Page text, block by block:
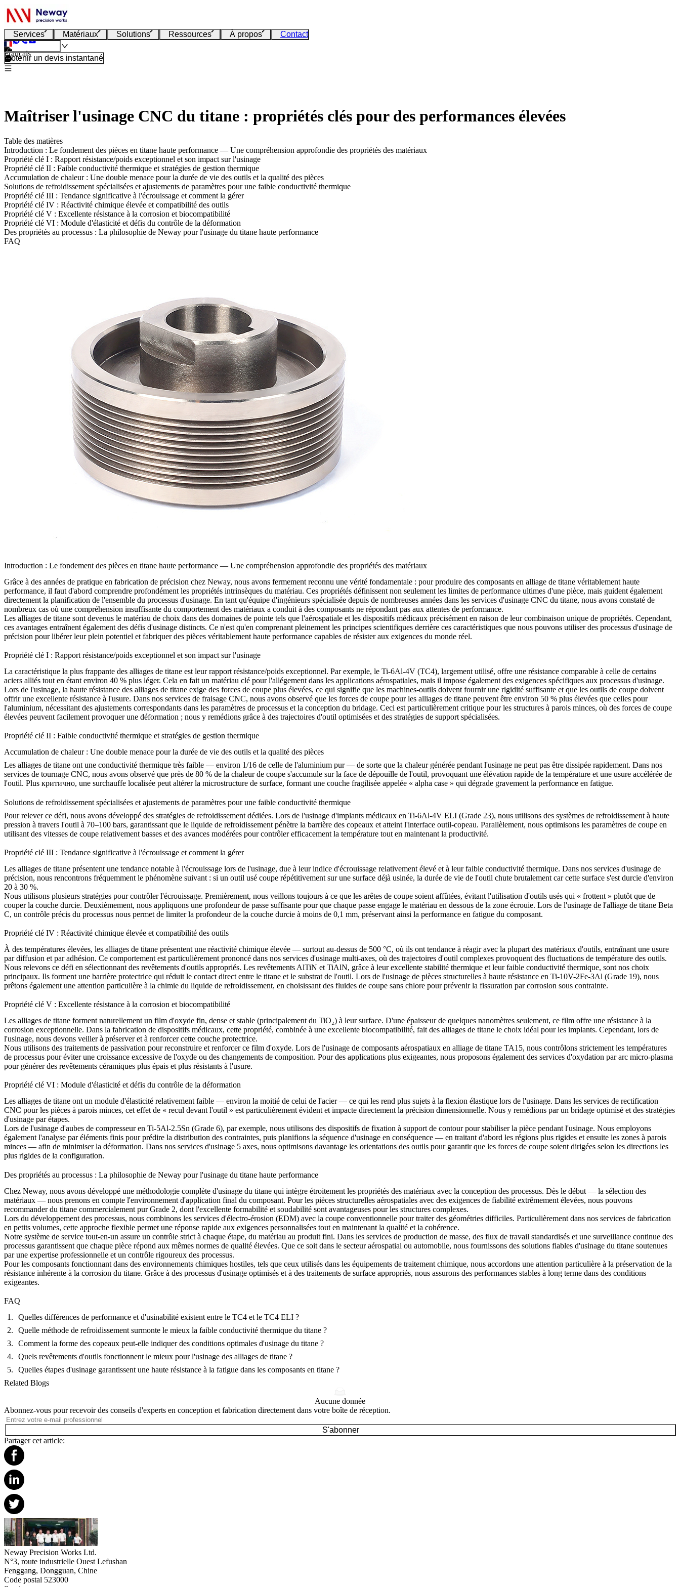
Services Matériaux Solutions Ressources À propos Contact
Français
Obtenir un devis instantané
Maîtriser l'usinage CNC du titane : propriétés clés pour des performances élevées
Table des matières
Introduction : Le fondement des pièces en titane haute performance — Une compréhension approfondie des propriétés des matériaux
Propriété clé I : Rapport résistance/poids exceptionnel et son impact sur l'usinage
Propriété clé II : Faible conductivité thermique et stratégies de gestion thermique
Accumulation de chaleur : Une double menace pour la durée de vie des outils et la qualité des pièces
Solutions de refroidissement spécialisées et ajustements de paramètres pour une faible conductivité thermique
Propriété clé III : Tendance significative à l'écrouissage et comment la gérer
Propriété clé IV : Réactivité chimique élevée et compatibilité des outils
Propriété clé V : Excellente résistance à la corrosion et biocompatibilité
Propriété clé VI : Module d'élasticité et défis du contrôle de la déformation
Des propriétés au processus : La philosophie de Neway pour l'usinage du titane haute performance
FAQ
Introduction : Le fondement des pièces en titane haute performance — Une compréhension approfondie des propriétés des matériaux
Grâce à des années de pratique en fabrication de précision chez Neway, nous avons fermement reconnu une vérité fondamentale : pour produire des composants en alliage de titane véritablement haute
performance, il faut d'abord comprendre profondément les propriétés intrinsèques du matériau. Ces propriétés définissent non seulement les limites de performance ultimes d'une pièce, mais guident également
directement la planification de l'ensemble du processus d'usinage. En tant qu'équipe d'ingénieurs spécialisée depuis de nombreuses années dans les services d'usinage CNC du titane, nous avons constaté de
nombreux cas où une compréhension insuffisante du comportement des matériaux a conduit à des composants ne répondant pas aux attentes de performance.
Les alliages de titane sont devenus le matériau de choix dans des domaines de pointe tels que l'aérospatiale et les dispositifs médicaux précisément en raison de leur combinaison unique de propriétés. Cependant,
ces avantages entraînent également des défis d'usinage distincts. Ce n'est qu'en comprenant pleinement les principes scientifiques derrière ces caractéristiques que nous pouvons utiliser des processus d'usinage de
précision pour libérer leur plein potentiel et fabriquer des pièces véritablement haute performance capables de résister aux exigences du monde réel.
Propriété clé I : Rapport résistance/poids exceptionnel et son impact sur l'usinage
La caractéristique la plus frappante des alliages de titane est leur rapport résistance/poids exceptionnel. Par exemple, le Ti-6Al-4V (TC4), largement utilisé, offre une résistance comparable à celle de certains
aciers alliés tout en étant environ 40 % plus léger. Cela en fait un matériau clé pour l'allégement dans les applications aérospatiales, mais il impose également des exigences spécifiques aux processus d'usinage.
Lors de l'usinage, la haute résistance des alliages de titane exige des forces de coupe plus élevées, ce qui signifie que les machines-outils doivent fournir une rigidité suffisante et que les outils de coupe doivent
offrir une excellente résistance à l'usure. Dans nos services de fraisage CNC, nous avons observé que les forces de coupe pour les alliages de titane peuvent être environ 50 % plus élevées que celles pour
l'aluminium, nécessitant des ajustements correspondants dans les paramètres de processus et la conception du bridage. Ceci est particulièrement critique pour les structures à parois minces, où des forces de coupe
élevées peuvent facilement provoquer une déformation ; nous y remédions grâce à des trajectoires d'outil optimisées et des stratégies de support spécialisées.
Propriété clé II : Faible conductivité thermique et stratégies de gestion thermique
Accumulation de chaleur : Une double menace pour la durée de vie des outils et la qualité des pièces
Les alliages de titane ont une conductivité thermique très faible — environ 1/16 de celle de l'aluminium pur — de sorte que la chaleur générée pendant l'usinage ne peut pas être dissipée rapidement. Dans nos
services de tournage CNC, nous avons observé que près de 80 % de la chaleur de coupe s'accumule sur la face de dépouille de l'outil, provoquant une élévation rapide de la température et une usure accélérée de
l'outil. Plus критично, une surchauffe localisée peut altérer la microstructure de surface, formant une couche fragilisée appelée « alpha case » qui dégrade gravement la performance en fatigue.
Solutions de refroidissement spécialisées et ajustements de paramètres pour une faible conductivité thermique
Pour relever ce défi, nous avons développé des stratégies de refroidissement dédiées. Lors de l'usinage d'implants médicaux en Ti-6Al-4V ELI (Grade 23), nous utilisons des systèmes de refroidissement à haute
pression à travers l'outil à 70–100 bars, garantissant que le liquide de refroidissement pénètre la barrière des copeaux et atteint l'interface outil-copeau. Parallèlement, nous optimisons les paramètres de coupe en
utilisant des vitesses de coupe relativement basses et des avances modérées pour contrôler efficacement la température tout en maintenant la productivité.
Propriété clé III : Tendance significative à l'écrouissage et comment la gérer
Les alliages de titane présentent une tendance notable à l'écrouissage lors de l'usinage, due à leur indice d'écrouissage relativement élevé et à leur faible conductivité thermique. Dans nos services d'usinage de
précision, nous rencontrons fréquemment le phénomène suivant : si un outil usé coupe répétitivement sur une surface déjà usinée, la durée de vie de l'outil chute brutalement car cette surface s'est durcie d'environ
20 à 30 %.
Nous utilisons plusieurs stratégies pour contrôler l'écrouissage. Premièrement, nous veillons toujours à ce que les arêtes de coupe soient affûtées, évitant l'utilisation d'outils usés qui « frottent » plutôt que de
couper la couche durcie. Deuxièmement, nous appliquons une profondeur de passe suffisante pour que chaque passe engage le matériau en dessous de la zone écrouie. Lors de l'usinage de l'alliage de titane Beta
C, un contrôle précis du processus nous permet de limiter la profondeur de la couche durcie à moins de 0,1 mm, préservant ainsi la performance en fatigue du composant.
Propriété clé IV : Réactivité chimique élevée et compatibilité des outils
À des températures élevées, les alliages de titane présentent une réactivité chimique élevée — surtout au-dessus de 500 °C, où ils ont tendance à réagir avec la plupart des matériaux d'outils, entraînant une usure
par diffusion et par adhésion. Ce comportement est particulièrement prononcé dans nos services d'usinage multi-axes, où des trajectoires d'outil complexes provoquent des fluctuations de température des outils.
Nous relevons ce défi en sélectionnant des revêtements d'outils appropriés. Les revêtements AlTiN et TiAlN, grâce à leur excellente stabilité thermique et leur faible conductivité thermique, sont nos choix
principaux. Ils forment une barrière protectrice qui réduit le contact direct entre le titane et le substrat de l'outil. Lors de l'usinage de pièces structurelles à haute résistance en Ti-10V-2Fe-3Al (Grade 19), nous
prêtons également une attention particulière à la chimie du liquide de refroidissement, en choisissant des fluides de coupe sans chlore pour prévenir la fissuration par corrosion sous contrainte.
Propriété clé V : Excellente résistance à la corrosion et biocompatibilité
Les alliages de titane forment naturellement un film d'oxyde fin, dense et stable (principalement du TiO₂) à leur surface. D'une épaisseur de quelques nanomètres seulement, ce film offre une résistance à la
corrosion exceptionnelle. Dans la fabrication de dispositifs médicaux, cette propriété, combinée à une excellente biocompatibilité, fait des alliages de titane le choix idéal pour les implants. Cependant, lors de
l'usinage, nous devons veiller à préserver et à renforcer cette couche protectrice.
Nous utilisons des traitements de passivation pour reconstruire et renforcer ce film d'oxyde. Lors de l'usinage de composants aérospatiaux en alliage de titane TA15, nous contrôlons strictement les températures
de processus pour éviter une croissance excessive de l'oxyde ou des changements de composition. Pour des applications plus exigeantes, nous proposons également des services d'oxydation par arc micro-plasma
pour générer des revêtements céramiques plus épais et plus résistants à l'usure.
Propriété clé VI : Module d'élasticité et défis du contrôle de la déformation
Les alliages de titane ont un module d'élasticité relativement faible — environ la moitié de celui de l'acier — ce qui les rend plus sujets à la flexion élastique lors de l'usinage. Dans les services de rectification
CNC pour les pièces à parois minces, cet effet de « recul devant l'outil » est particulièrement évident et impacte directement la précision dimensionnelle. Nous y remédions par un bridage optimisé et des stratégies
d'usinage par étapes.
Lors de l'usinage d'aubes de compresseur en Ti-5Al-2.5Sn (Grade 6), par exemple, nous utilisons des dispositifs de fixation à support de contour pour stabiliser la pièce pendant l'usinage. Nous employons
également l'analyse par éléments finis pour prédire la distribution des contraintes, puis planifions la séquence d'usinage en conséquence — en traitant d'abord les régions plus rigides et ensuite les zones à parois
minces — afin de minimiser la déformation. Dans nos services d'usinage 5 axes, nous optimisons davantage les orientations des outils pour garantir que les forces de coupe soient dirigées selon les directions les
plus rigides de la configuration.
Des propriétés au processus : La philosophie de Neway pour l'usinage du titane haute performance
Chez Neway, nous avons développé une méthodologie complète d'usinage du titane qui intègre étroitement les propriétés des matériaux avec la conception des processus. Dès le début — la sélection des
matériaux — nous prenons en compte l'environnement d'application final du composant. Pour les pièces structurelles aérospatiales avec des exigences de fiabilité extrêmement élevées, nous pouvons
recommander du titane commercialement pur Grade 2, dont l'excellente formabilité et soudabilité sont avantageuses pour les structures complexes.
Lors du développement des processus, nous combinons les services d'électro-érosion (EDM) avec la coupe conventionnelle pour traiter des géométries difficiles. Particulièrement dans nos services de fabrication
en petits volumes, cette approche flexible permet une réponse rapide aux exigences personnalisées tout en maintenant la qualité et la cohérence.
Notre système de service tout-en-un assure un contrôle strict à chaque étape, du matériau au produit fini. Dans les services de production de masse, des flux de travail standardisés et une surveillance continue des
processus garantissent que chaque pièce répond aux mêmes normes de qualité élevées. Que ce soit dans le secteuraérospatial ou automobile, nous fournissons des solutions fiables d'usinage du titane soutenues
par une expertise professionnelle et un contrôle rigoureux des processus.
Pour les composants fonctionnant dans des environnements chimiques hostiles, tels que ceux utilisés dans les équipements de traitement chimique, nous accordons une attention particulière à la préservation de la
résistance inhérente à la corrosion du titane. Grâce à des processus d'usinage optimisés et à des traitements de surface appropriés, nous assurons des performances stables à long terme dans des conditions
exigeantes.
FAQ
Quelles différences de performance et d'usinabilité existent entre le TC4 et le TC4 ELI ?
Quelle méthode de refroidissement surmonte le mieux la faible conductivité thermique du titane ?
Comment la forme des copeaux peut-elle indiquer des conditions optimales d'usinage du titane ?
Quels revêtements d'outils fonctionnent le mieux pour l'usinage des alliages de titane ?
Quelles étapes d'usinage garantissent une haute résistance à la fatigue dans les composants en titane ?
Related Blogs
Aucune donnée
Abonnez-vous pour recevoir des conseils d'experts en conception et fabrication directement dans votre boîte de réception.
S'abonner
Partager cet article:
Neway Precision Works Ltd.
N°3, route industrielle Ouest Lefushan
Fenggang, Dongguan, Chine
Code postal 523000